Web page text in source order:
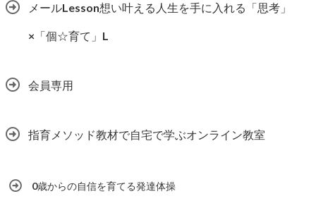
メールLesson想い叶える人生を手に入れる「思考」
×「個☆育て」L
会員専用
指育メソッド教材で自宅で学ぶオンライン教室
0歳からの自信を育てる発達体操